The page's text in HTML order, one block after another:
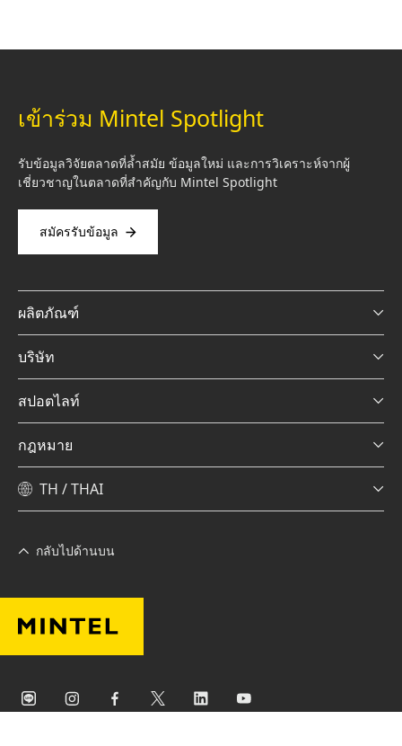
เข้าร่วม Mintel Spotlight
รับข้อมูลวิจัยตลาดที่ล้ำสมัย ข้อมูลใหม่ และการวิเคราะห์จากผู้
เชี่ยวชาญในตลาดที่สำคัญกับ Mintel Spotlight
สมัครรับข้อมูล
ผลิตภัณฑ์
บริษัท
สปอตไลท์
กฎหมาย
TH / THAI
กลับไปด้านบน